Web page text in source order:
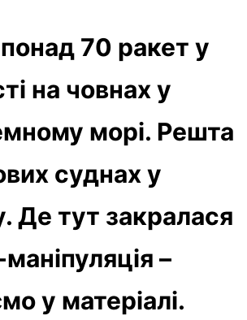
70 ракет у
на човнах у
морі. Решта
суднах у
Де тут закралася
–
у матеріалі.